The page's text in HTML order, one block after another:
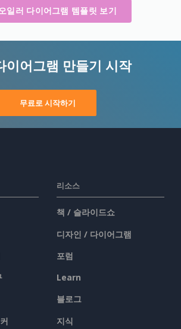
일러 다이어그램 템플릿 보기
이어그램 만들기 시작
무료로 시작하기
리소스
책 / 슬라이드쇼
디자인 / 다이어그램
포럼
Learn
블로그
지식